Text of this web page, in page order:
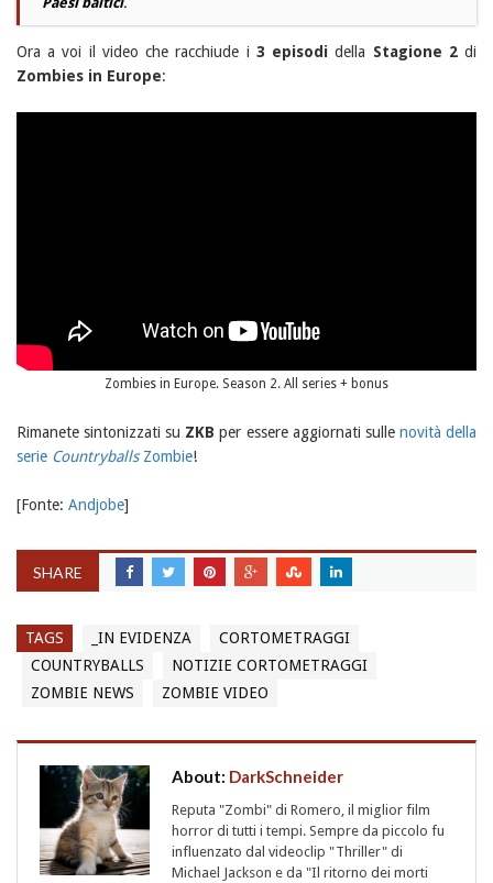
Ora a voi il video che racchiude i 3 episodi della Stagione 2di
Zombies in Europe:
Zombies in Europe. Season 2. All series + bonus
Rimanete sintonizzati su ZKB per essere aggiornati sulle novità della
serie CountryballsZombie!
[Fonte: Andjobe]
SHARE
TAGS _IN EVIDENZA
CORTOMETRAGGI
COUNTRYBALLS
NOTIZIE CORTOMETRAGGI
ZOMBIE NEWS
ZOMBIE VIDEO
About: DarkSchneider
Reputa "Zombi" di Romero, il miglior film
horror di tutti i tempi. Sempre da piccolo fu
influenzato dal videoclip "Thriller" di
Michael Jackson e da "Il ritorno dei morti